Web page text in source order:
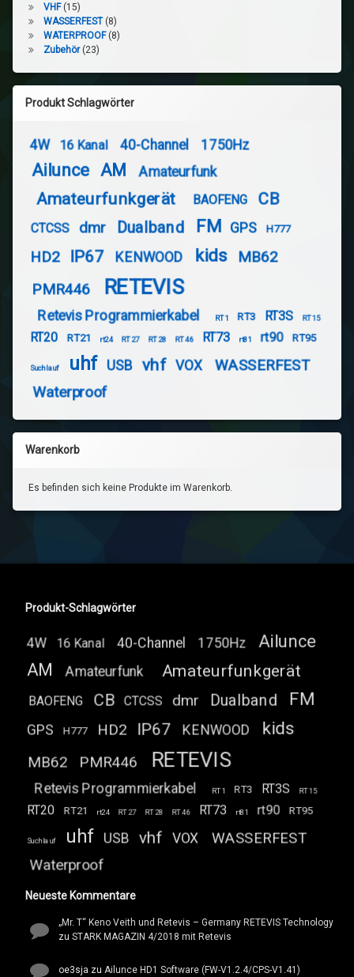
VHF (15)
WASSERFEST (8)
WATERPROOF (8)
Zubehör (23)
Produkt Schlagwörter
4W 16 Kanal 40-Channel 1750Hz
Ailunce AM Amateurfunk
Amateurfunkgerät BAOFENG CB
CTCSS dmr Dualband FM GPS H777
HD2 IP67 KENWOOD kids
MB62
PMR446
RETEVIS
Retevis Programmierkabel RT1 RT3 RT3S RT15
RT20 RT21 rt24 RT27 RT28 RT46 RT73 rt81 rt90 RT95
Suchlauf uhf USB vhf VOX
WASSERFEST
Waterproof
Warenkorb
Es befinden sich keine Produkte im Warenkorb.
Produkt-Schlagwörter
4W 16 Kanal 40-Channel 1750Hz
Ailunce
AM
Amateurfunk Amateurfunkgerät
BAOFENG CB CTCSS dmr Dualband FM
GPS H777 HD2 IP67 KENWOOD kids
MB62 PMR446 RETEVIS
Retevis Programmierkabel RT1 RT3 RT3S RT15
RT20 RT21 rt24 RT27 RT28 RT46 RT73 rt81 rt90 RT95
Suchlauf uhf USB vhf VOX
WASSERFEST
Waterproof
Neueste Kommentare
„Mr. T“ Keno Veith und Retevis – Germany RETEVIS Technology
zu STARK MAGAZIN 4/2018 mit Retevis
oe3sja zu Ailunce HD1 Software (FW-V1.2.4/CPS-V1.41)